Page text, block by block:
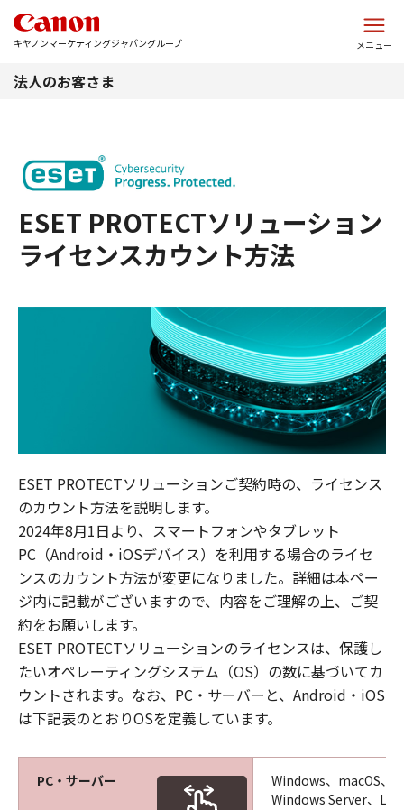
キヤノンマーケティングジャパングループ メニュー
法人のお客さま
ESET PROTECTソリューション
ライセンスカウント方法
ESET PROTECTソリューションご契約時の、ライセンス
のカウント方法を説明します。
2024年8月1日より、スマートフォンやタブレット
PC（Android・iOSデバイス）を利用する場合のライセ
ンスのカウント方法が変更になりました。詳細は本ペー
ジ内に記載がございますので、内容をご理解の上、ご契
約をお願いします。
ESET PROTECTソリューションのライセンスは、保護し
たいオペレーティングシステム（OS）の数に基づいてカ
ウントされます。なお、PC・サーバーと、Android・iOS
は下記表のとおりOSを定義しています。
PC・サーバー
Windows、macOS、
Windows Server、